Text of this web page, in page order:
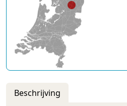
Beschrijving